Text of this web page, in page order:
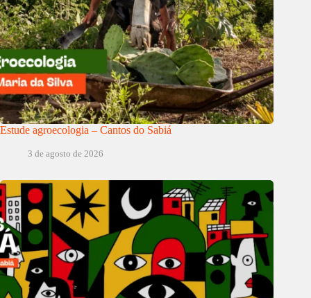
Estude agroecologia – Cantos do Sabiá
3 de agosto de 2026